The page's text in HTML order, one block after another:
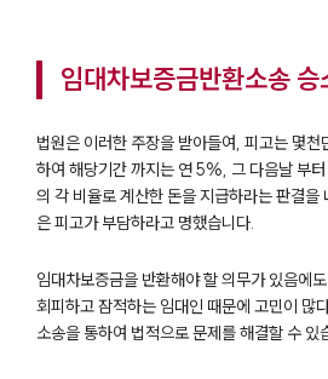
구성원 소
부동산전문변
소식/자료
공지사항
법률 블로그
법률서식
임대차보증금반환소송
법원은 이러한 주장을 받아들여, 피고는 몇천
하여 해당기간 까지는 연 5%, 그 다음날 부
의 각 비율로 계산한 돈을 지급하라는 판결을
은 피고가 부담하라고 명했습니다.
임대차보증금을 반환해야 할 의무가 있음에
회피하고 잠적하는 임대인 때문에 고민이 많
소송을 통하여 법적으로 문제를 해결할 수 있